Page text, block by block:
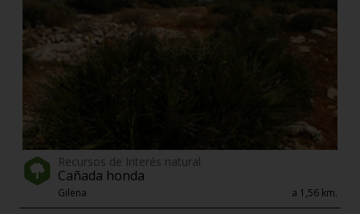
Recursos de Interés natural
Cañada honda
Gilena a 1,56 km.